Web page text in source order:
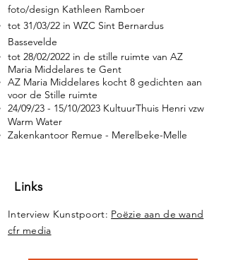
foto/design Kathleen Ramboer
​tot 31/03/22 in WZC Sint Bernardus
Bassevelde
tot 28/02/2022 in de stille ruimte van AZ
Maria Middelares te Gent
AZ Maria Middelares kocht 8 gedichten aan
voor de Stille ruimte
24/09/23 - 15/10/2023 KultuurThuis Henri vzw
Warm Water
Zakenkantoor Remue - Merelbeke-Melle
Links
Interview Kunstpoort: Poëzie aan de wand
cfr media